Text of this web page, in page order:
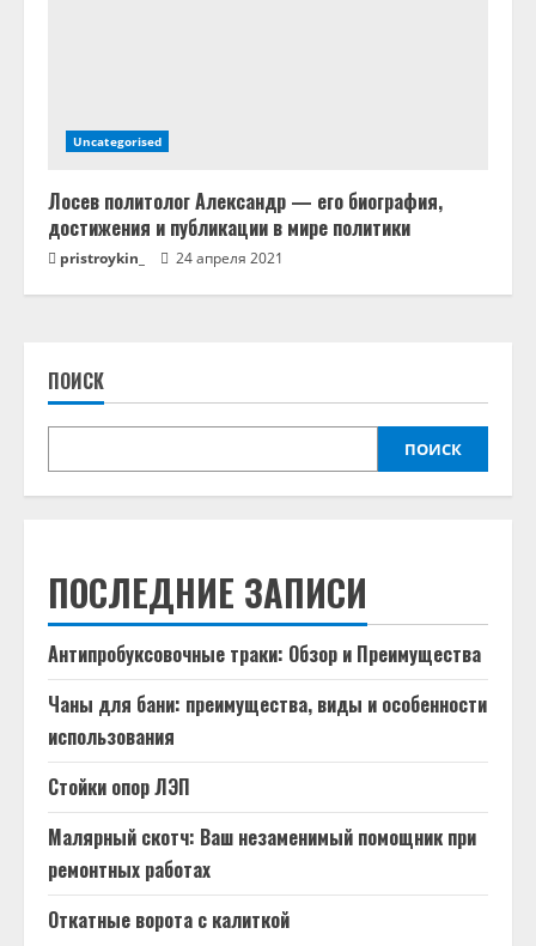
Uncategorised
Лосев политолог Александр — его биография,
достижения и публикации в мире политики
pristroykin_ 24 апреля 2021
ПОИСК
ПОИСК
ПОСЛЕДНИЕ ЗАПИСИ
Антипробуксовочные траки: Обзор и Преимущества
Чаны для бани: преимущества, виды и особенности
использования
Стойки опор ЛЭП
Малярный скотч: Ваш незаменимый помощник при
ремонтных работах
Откатные ворота с калиткой